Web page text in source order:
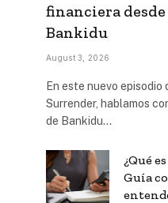
financiera
Bankidu
August 3, 2026
En este nuevo
Surrender, hablamos
de Bankidu…
¿Qué
Guía